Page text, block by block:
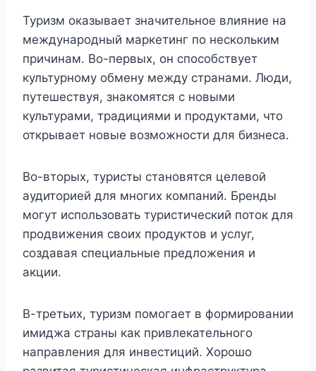
Туризм оказывает значительное влияние на
международный маркетинг по нескольким
причинам. Во-первых, он способствует
культурному обмену между странами. Люди,
путешествуя, знакомятся с новыми
культурами, традициями и продуктами, что
открывает новые возможности для бизнеса.
Во-вторых, туристы становятся целевой
аудиторией для многих компаний. Бренды
могут использовать туристический поток для
продвижения своих продуктов и услуг,
создавая специальные предложения и
акции.
В-третьих, туризм помогает в формировании
имиджа страны как привлекательного
направления для инвестиций. Хорошо